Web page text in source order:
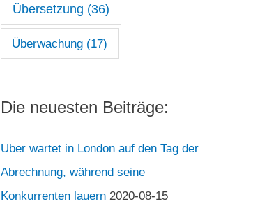
Übersetzung (36)
Überwachung (17)
Die neuesten Beiträge:
Uber wartet in London auf den Tag der
Abrechnung, während seine
Konkurrenten lauern 2020-08-15